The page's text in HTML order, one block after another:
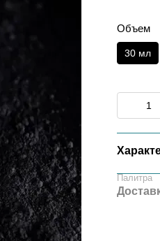
Объем
30 мл
Палитра